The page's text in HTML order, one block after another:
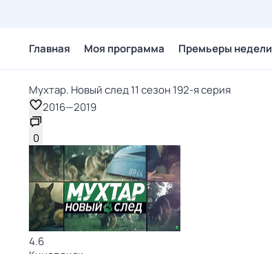
Главная Моя программа Премьеры недели
Мухтар. Новый след 11 сезон 192-я серия
2016—2019
0
4.6